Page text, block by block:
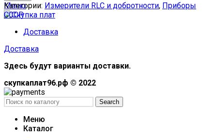
Меню
Категории: Измерители RLC и добротности, Приборы
СССР
Доставка
Доставка
Здесь будут варианты доставки.
скупкаплат96.рф © 2022
Search
Меню
Каталог